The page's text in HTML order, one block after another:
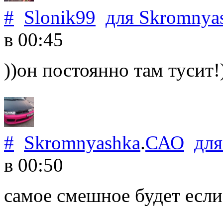
# Slonik99 для
в 00:45
))он постоянно там
# Skromnyashka.САО
в 00:50
самое смешное будет